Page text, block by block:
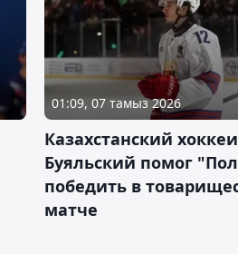
01:09, 07 тамыз 2026
Казахстанский
Буяльский помог
победить в
матче